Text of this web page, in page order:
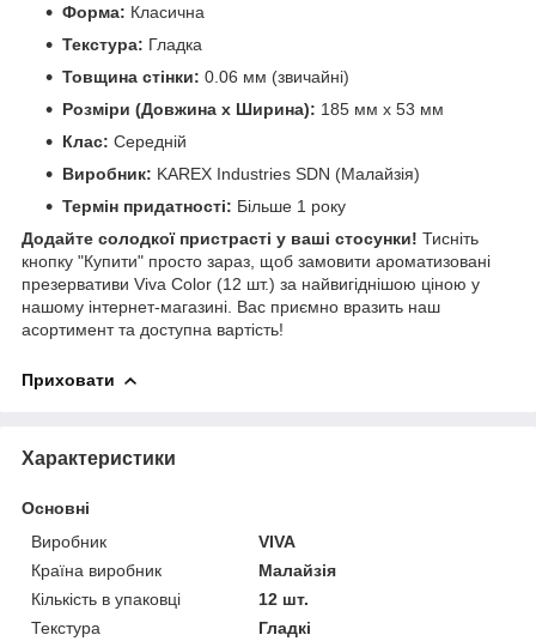
Форма: Класична
Текстура: Гладка
Товщина стінки: 0.06 мм (звичайні)
Розміри (Довжина х Ширина): 185 мм х 53 мм
Клас: Середній
Виробник: KAREX Industries SDN (Малайзія)
Термін придатності: Більше 1 року
Додайте солодкої пристрасті у ваші стосунки! Тисніть
кнопку "Купити" просто зараз, щоб замовити ароматизовані
презервативи Viva Color (12 шт.) за найвигіднішою ціною у
нашому інтернет-магазині. Вас приємно вразить наш
асортимент та доступна вартість!
Приховати
Характеристики
Основні
Виробник
VIVA
Країна виробник
Малайзія
Кількість в упаковці
12 шт.
Текстура
Гладкі